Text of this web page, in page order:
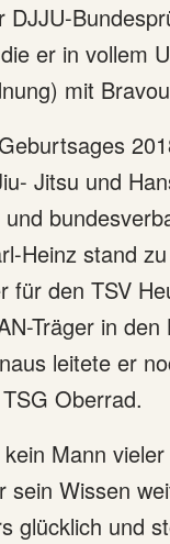
er in vollem
mit
Jitsu und
Heinz stand
für den TSV
Träger in
leitete er
Oberrad.
Mann
sein Wissen
glücklich und